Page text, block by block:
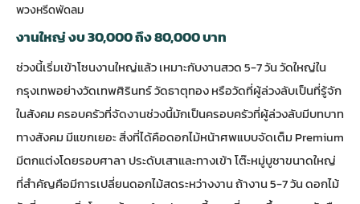
พวงหรีดพัดลม
งานใหญ่ งบ 30,000 ถึง 80,000 บาท
ช่วงนี้เริ่มเข้าโซนงานใหญ่แล้ว เหมาะกับงานสวด 5-7 วัน วัดใหญ่ใน
กรุงเทพอย่างวัดเทพศิรินทร์ วัดธาตุทอง หรือวัดที่ผู้ล่วงลับเป็นที่รู้จัก
ในสังคม ครอบครัวที่จัดงานช่วงนี้มักเป็นครอบครัวที่ผู้ล่วงลับมีบทบาท
ทางสังคม มีแขกเยอะ สิ่งที่ได้คือดอกไม้หน้าศพแบบจัดเต็ม Premium
มีตกแต่งโดยรอบศาลา ประดับเสาและทางเข้า โต๊ะหมู่บูชาขนาดใหญ่
ที่สำคัญคือมีการเปลี่ยนดอกไม้สดระหว่างงาน ถ้างาน 5-7 วัน ดอกไม้